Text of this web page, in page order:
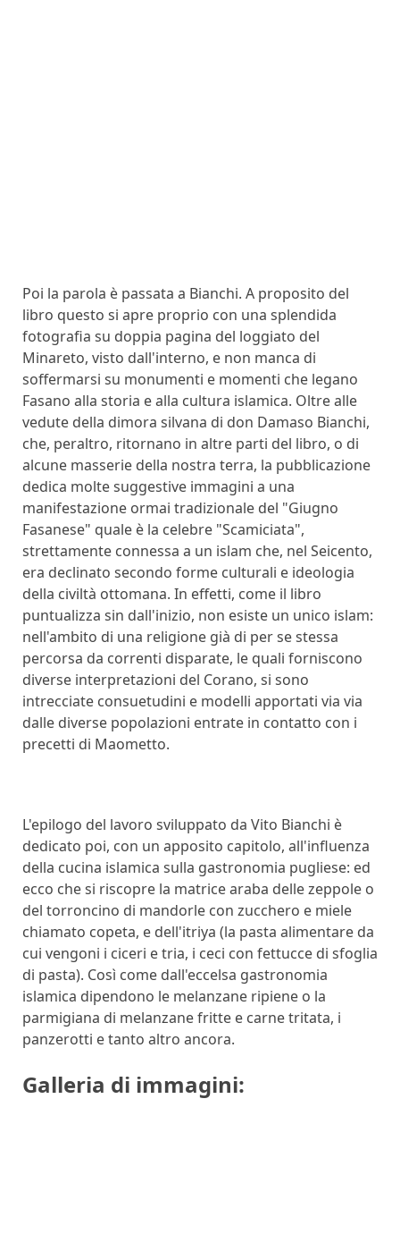
Poi la parola è passata a Bianchi. A proposito del
libro questo si apre proprio con una splendida
fotografia su doppia pagina del loggiato del
Minareto, visto dall'interno, e non manca di
soffermarsi su monumenti e momenti che legano
Fasano alla storia e alla cultura islamica. Oltre alle
vedute della dimora silvana di don Damaso Bianchi,
che, peraltro, ritornano in altre parti del libro, o di
alcune masserie della nostra terra, la pubblicazione
dedica molte suggestive immagini a una
manifestazione ormai tradizionale del "Giugno
Fasanese" quale è la celebre "Scamiciata",
strettamente connessa a un islam che, nel Seicento,
era declinato secondo forme culturali e ideologia
della civiltà ottomana. In effetti, come il libro
puntualizza sin dall'inizio, non esiste un unico islam:
nell'ambito di una religione già di per se stessa
percorsa da correnti disparate, le quali forniscono
diverse interpretazioni del Corano, si sono
intrecciate consuetudini e modelli apportati via via
dalle diverse popolazioni entrate in contatto con i
precetti di Maometto.
L'epilogo del lavoro sviluppato da Vito Bianchi è
dedicato poi, con un apposito capitolo, all'influenza
della cucina islamica sulla gastronomia pugliese: ed
ecco che si riscopre la matrice araba delle zeppole o
del torroncino di mandorle con zucchero e miele
chiamato copeta, e dell'itriya (la pasta alimentare da
cui vengoni i ciceri e tria, i ceci con fettucce di sfoglia
di pasta). Così come dall'eccelsa gastronomia
islamica dipendono le melanzane ripiene o la
parmigiana di melanzane fritte e carne tritata, i
panzerotti e tanto altro ancora.
Galleria di immagini: